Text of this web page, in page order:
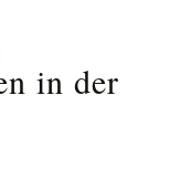
in der